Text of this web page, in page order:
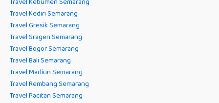
Travel Kediri Semarang
Travel Gresik Semarang
Travel Sragen Semarang
Travel Bogor Semarang
Travel Bali Semarang
Travel Madiun Semarang
Travel Rembang Semarang
Travel Pacitan Semarang